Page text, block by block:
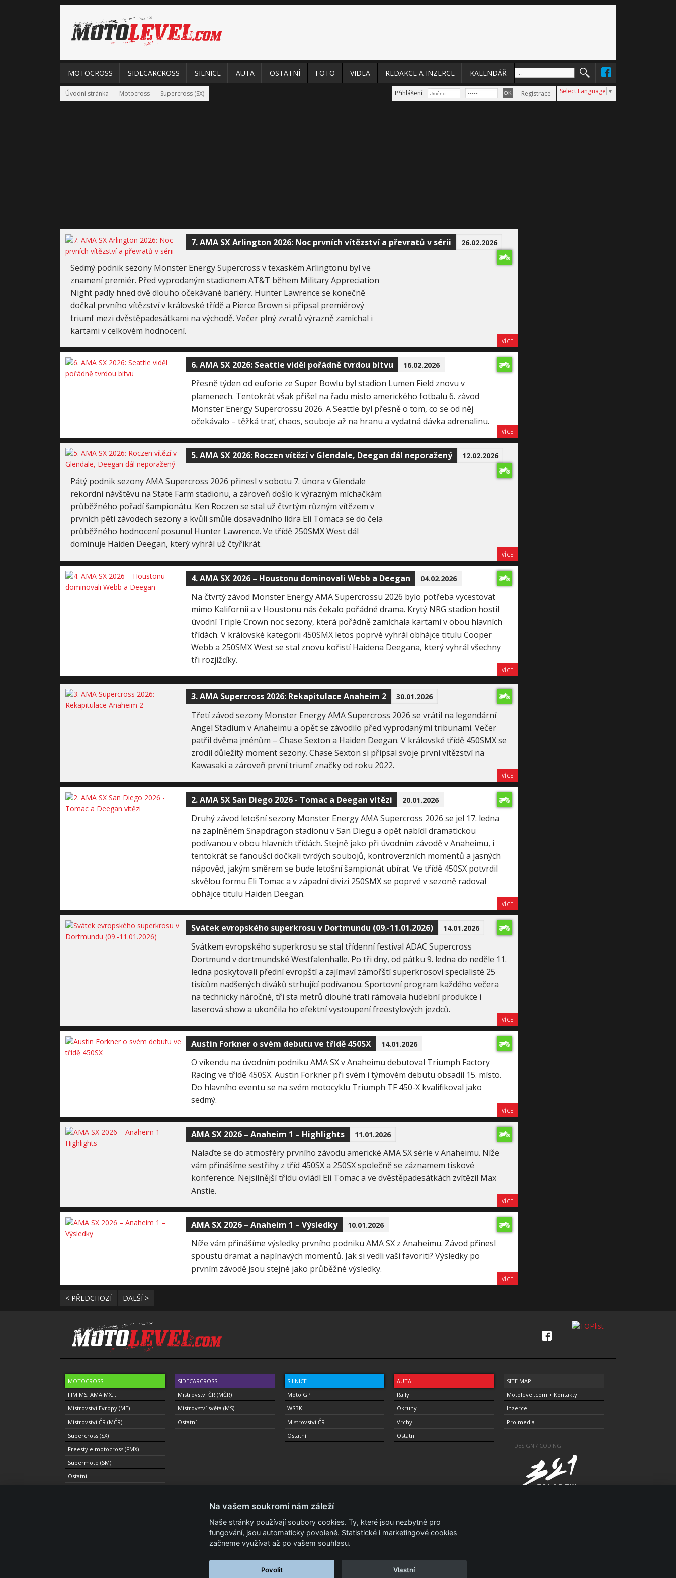
MOTOCROSS SIDECARCROSS SILNICE AUTA OSTATNÍ FOTO VIDEA REDAKCE A INZERCE KALENDÁŘ
Úvodní stránka Motocross Supercross (SX) Přihlášení Registrace Select Language ▼
7. AMA SX Arlington 2026: Noc prvních vítězství a převratů v sérii 26.02.2026
Sedmý podnik sezony Monster Energy Supercross v texaském Arlingtonu byl ve
znamení premiér. Před vyprodaným stadionem AT&T během Military Appreciation
Night padly hned dvě dlouho očekávané bariéry. Hunter Lawrence se konečně
dočkal prvního vítězství v královské třídě a Pierce Brown si připsal premiérový
triumf mezi dvěstěpadesátkami na východě. Večer plný zvratů výrazně zamíchal i
kartami v celkovém hodnocení.
VÍCE
6. AMA SX 2026: Seattle viděl pořádně tvrdou bitvu 16.02.2026
Přesně týden od euforie ze Super Bowlu byl stadion Lumen Field znovu v
plamenech. Tentokrát však přišel na řadu místo amerického fotbalu 6. závod
Monster Energy Supercrossu 2026. A Seattle byl přesně o tom, co se od něj
očekávalo – těžká trať, chaos, souboje až na hranu a vydatná dávka adrenalinu.
VÍCE
5. AMA SX 2026: Roczen vítězí v Glendale, Deegan dál neporažený 12.02.2026
Pátý podnik sezony AMA Supercross 2026 přinesl v sobotu 7. února v Glendale
rekordní návštěvu na State Farm stadionu, a zároveň došlo k výrazným míchačkám
průběžného pořadí šampionátu. Ken Roczen se stal už čtvrtým různým vítězem v
prvních pěti závodech sezony a kvůli smůle dosavadního lídra Eli Tomaca se do čela
průběžného hodnocení posunul Hunter Lawrence. Ve třídě 250SMX West dál
dominuje Haiden Deegan, který vyhrál už čtyřikrát.
VÍCE
4. AMA SX 2026 – Houstonu dominovali Webb a Deegan 04.02.2026
Na čtvrtý závod Monster Energy AMA Supercrossu 2026 bylo potřeba vycestovat
mimo Kalifornii a v Houstonu nás čekalo pořádné drama. Krytý NRG stadion hostil
úvodní Triple Crown noc sezony, která pořádně zamíchala kartami v obou hlavních
třídách. V královské kategorii 450SMX letos poprvé vyhrál obhájce titulu Cooper
Webb a 250SMX West se stal znovu kořistí Haidena Deegana, který vyhrál všechny
tři rozjížďky.
VÍCE
3. AMA Supercross 2026: Rekapitulace Anaheim 2 30.01.2026
Třetí závod sezony Monster Energy AMA Supercross 2026 se vrátil na legendární
Angel Stadium v Anaheimu a opět se závodilo před vyprodanými tribunami. Večer
patřil dvěma jménům – Chase Sexton a Haiden Deegan. V královské třídě 450SMX se
zrodil důležitý moment sezony. Chase Sexton si připsal svoje první vítězství na
Kawasaki a zároveň první triumf značky od roku 2022.
VÍCE
2. AMA SX San Diego 2026 - Tomac a Deegan vítězi 20.01.2026
Druhý závod letošní sezony Monster Energy AMA Supercross 2026 se jel 17. ledna
na zaplněném Snapdragon stadionu v San Diegu a opět nabídl dramatickou
podívanou v obou hlavních třídách. Stejně jako při úvodním závodě v Anaheimu, i
tentokrát se fanoušci dočkali tvrdých soubojů, kontroverzních momentů a jasných
nápověd, jakým směrem se bude letošní šampionát ubírat. Ve třídě 450SX potvrdil
skvělou formu Eli Tomac a v západní divizi 250SMX se poprvé v sezoně radoval
obhájce titulu Haiden Deegan.
VÍCE
Svátek evropského superkrosu v Dortmundu (09.-11.01.2026) 14.01.2026
Svátkem evropského superkrosu se stal třídenní festival ADAC Supercross
Dortmund v dortmundské Westfalenhalle. Po tři dny, od pátku 9. ledna do neděle 11.
ledna poskytovali přední evropští a zajímaví zámořští superkrosoví specialisté 25
tisícům nadšených diváků strhující podívanou. Sportovní program každého večera
na technicky náročné, tři sta metrů dlouhé trati rámovala hudební produkce i
laserová show a ukončila ho efektní vystoupení freestylových jezdců.
VÍCE
Austin Forkner o svém debutu ve třídě 450SX 14.01.2026
O víkendu na úvodním podniku AMA SX v Anaheimu debutoval Triumph Factory
Racing ve třídě 450SX. Austin Forkner při svém i týmovém debutu obsadil 15. místo.
Do hlavního eventu se na svém motocyklu Triumph TF 450-X kvalifikoval jako
sedmý.
VÍCE
AMA SX 2026 – Anaheim 1 – Highlights 11.01.2026
Nalaďte se do atmosféry prvního závodu americké AMA SX série v Anaheimu. Níže
vám přinášíme sestřihy z tříd 450SX a 250SX společně se záznamem tiskové
konference. Nejsilnější třídu ovládl Eli Tomac a ve dvěstěpadesátkách zvítězil Max
Anstie.
VÍCE
AMA SX 2026 – Anaheim 1 – Výsledky 10.01.2026
Níže vám přinášíme výsledky prvního podniku AMA SX z Anaheimu. Závod přinesl
spoustu dramat a napínavých momentů. Jak si vedli vaši favoriti? Výsledky po
prvním závodě jsou stejné jako průběžné výsledky.
VÍCE
< PŘEDCHOZÍ DALŠÍ >
MOTOCROSS
FIM MS, AMA MX...
Mistrovství Evropy (ME)
Mistrovství ČR (MČR)
Supercross (SX)
Freestyle motocross (FMX)
Supermoto (SM)
Ostatní
SIDECARCROSS
Mistrovství ČR (MČR)
Mistrovství světa (MS)
Ostatní
SILNICE
Moto GP
WSBK
Mistrovství ČR
Ostatní
AUTA
Rally
Okruhy
Vrchy
Ostatní
SITE MAP
Motolevel.com + Kontakty
Inzerce
Pro media
DESIGN / CODING
© 2010-2021 Copyright Motolevel. Všechna práva vyhrazena.Podmínky a prohlášení - ochrana soukromí. Zásady ochrany osobních údajů.ISSN 1805-3696
Na vašem soukromí nám záleží
Naše stránky používají soubory cookies. Ty, které jsou nezbytné pro
fungování, jsou automaticky povolené. Statistické i marketingové cookies
začneme využívat až po vašem souhlasu.
Povolit Vlastní